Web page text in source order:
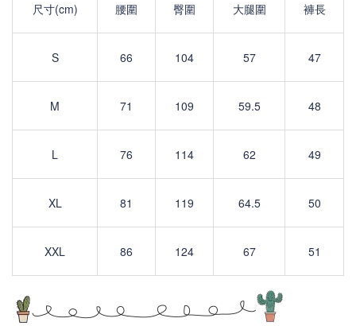
尺寸(cm) 腰圍 臀圍 大腿圍 褲長
S 66 104 57 47
M 71 109 59.5 48
L 76 114 62 49
XL 81 119 64.5 50
XXL 86 124 67 51